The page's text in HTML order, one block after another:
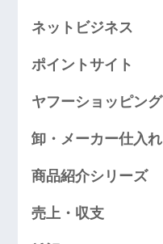
ネットビジネス
ポイントサイト
ヤフーショッピング
卸・メーカー仕入れ
商品紹介シリーズ
売上・収支